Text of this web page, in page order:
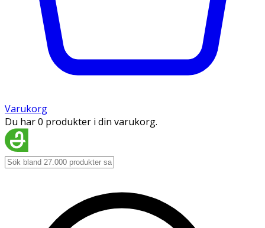
Varukorg
Du har 0 produkter i din varukorg.